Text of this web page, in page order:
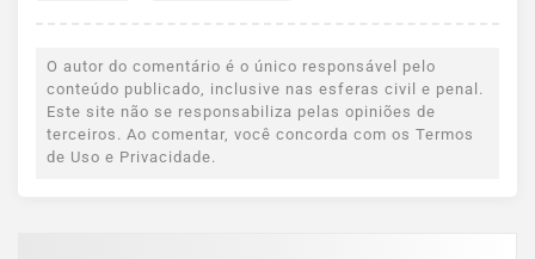
O autor do comentário é o único responsável pelo
conteúdo publicado, inclusive nas esferas civil e penal.
Este site não se responsabiliza pelas opiniões de
terceiros. Ao comentar, você concorda com os Termos
de Uso e Privacidade.